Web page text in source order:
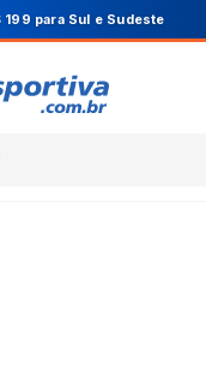
PRIMEIRA10 para 10%